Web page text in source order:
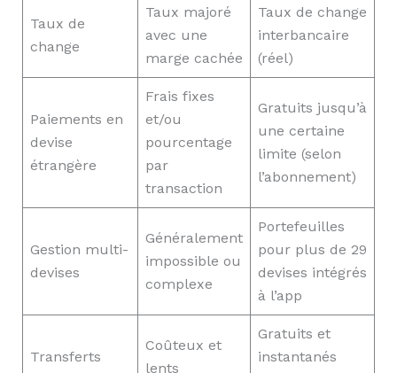
Taux de
change
Taux majoré
avec une
marge cachée
Taux de change
interbancaire
(réel)
Paiements en
devise
étrangère
Frais fixes
et/ou
pourcentage
par
transaction
Gratuits jusqu’à
une certaine
limite (selon
l’abonnement)
Gestion multi-
devises
Généralement
impossible ou
complexe
Portefeuilles
pour plus de 29
devises intégrés
à l’app
Transferts
Coûteux et
lents
Gratuits et
instantanés